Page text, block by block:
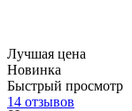
Лучшая цена
Новинка
Быстрый просмотр
14 отзывов